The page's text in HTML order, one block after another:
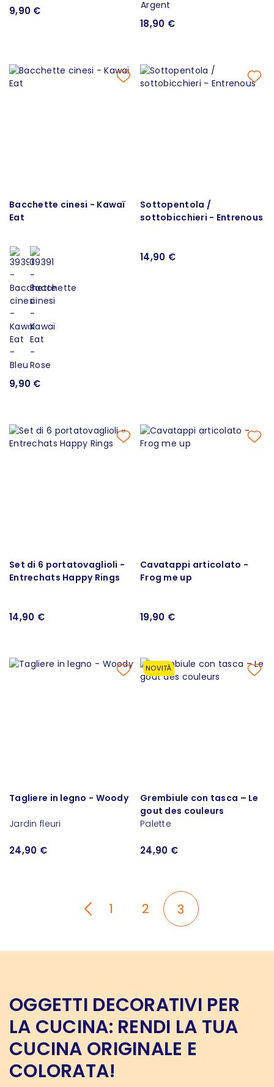
9,90 €
18,90 €
Bacchette cinesi - Kawaï
Eat
9,90 €
Sottopentola /
sottobicchieri - Entrenous
14,90 €
Set di 6 portatovaglioli -
Entrechats Happy Rings
14,90 €
Cavatappi articolato -
Frog me up
19,90 €
Tagliere in legno - Woody
Jardin fleuri
24,90 €
NOVITÀ
Grembiule con tasca – Le
gout des couleurs
Palette
24,90 €
1 2 3
OGGETTI DECORATIVI PER
LA CUCINA: RENDI LA TUA
CUCINA ORIGINALE E
COLORATA!